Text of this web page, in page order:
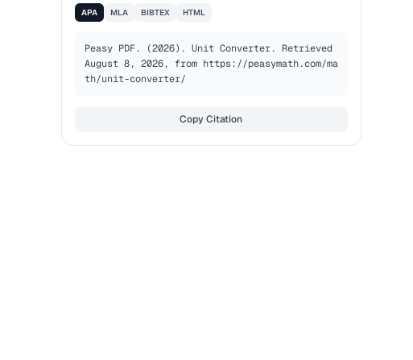
APA MLA BIBTEX HTML
Peasy PDF. (2026). Unit Converter. Retrieved
August 8, 2026, from https://peasymath.com/ma
th/unit-converter/
Copy Citation